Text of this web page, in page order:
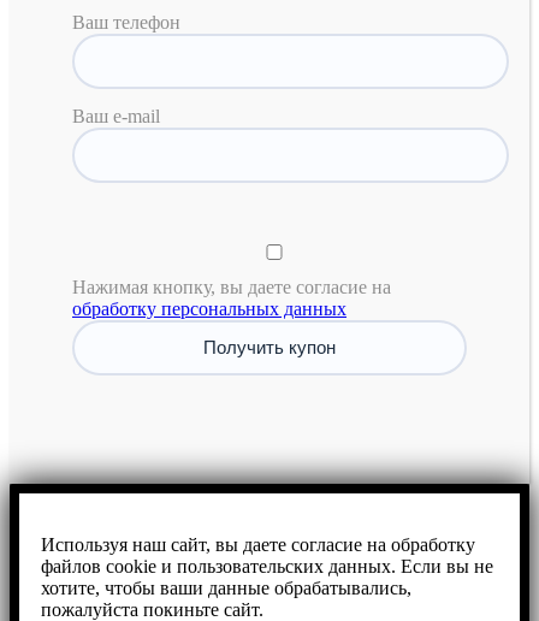
Ваш телефон
Ваш e-mail
Нажимая кнопку, вы даете согласие на
обработку персональных данных
Используя наш сайт, вы даете согласие на обработку
файлов cookie и пользовательских данных. Если вы не
хотите, чтобы ваши данные обрабатывались,
пожалуйста покиньте сайт.